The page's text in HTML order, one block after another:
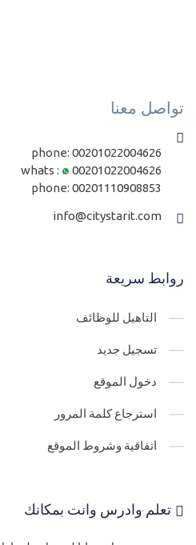
تواصل معنا
phone: 00201022004626
whats :
00201022004626
phone: 00201110908853
info@citystarit.com
روابط سريعة
التاهيل للوظائف
تسجيل جديد
دخول الموقع
استرجاع كلمة المرور
اتفاقية وشروط الموقع
تعلم وادرس وانت بمكانك